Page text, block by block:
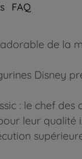
FAQ
de la
Disney
: le chef
leur